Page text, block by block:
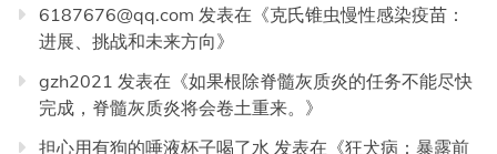
6187676@qq.com 发表在《克氏锥虫慢性感染疫苗：
进展、挑战和未来方向》
gzh2021 发表在《如果根除脊髓灰质炎的任务不能尽快
完成，脊髓灰质炎将会卷土重来。 》
担心用有狗的唾液杯子喝了水 发表在《狂犬病：暴露前